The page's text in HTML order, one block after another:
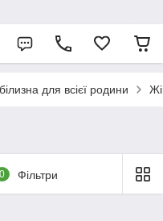
для всієї родини
0 Фільтри